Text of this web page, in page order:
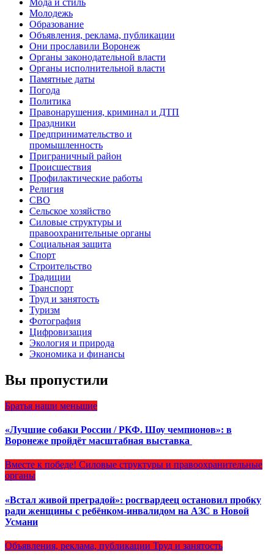
Мода и стиль
Молодежь
Образование
Объявления, реклама, публикации
Они прославили Воронеж
Органы законодательной власти
Органы исполнительной власти
Памятные даты
Погода
Политика
Правонарушения, криминал и ДТП
Праздники
Предпринимательство и
промышленность
Приграничный район
Происшествия
Профилактические работы
Религия
СВО
Сельское хозяйство
Силовые структуры и
правоохранительные органы
Социальная защита
Спорт
Строительство
Традиции
Транспорт
Труд и занятость
Туризм
Фотография
Цифровизация
Экология и природа
Экономика и финансы
Вы пропустили
Братья наши меньшие
«Лучшие собаки России / РКФ. Шоу чемпионов»: в
Воронеже пройдёт масштабная выставка
Вместе к победе! Силовые структуры и правоохранительные
органы
«Встал живой преградой»: росгвардеец остановил пробку
ради женщины с ребёнком-инвалидом на АЗС в Новой
Усмани
Объявления, реклама, публикации Труд и занятость